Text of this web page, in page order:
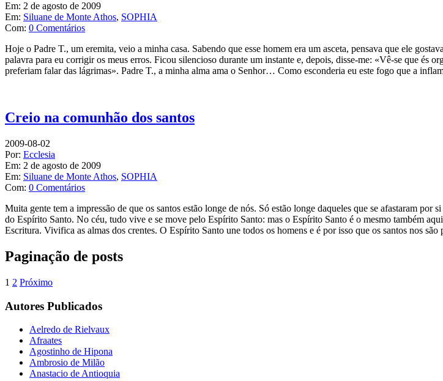
Em: 2 de agosto de 2009
Em: Siluane de Monte Athos, SOPHIA
Com: 0 Comentários
Hoje o Padre T., um eremita, veio a minha casa. Sabendo que esse homem era um asceta, pensava que ele
palavra para eu corrigir os meus erros. Ficou silencioso durante um instante e, depois, disse-me: «Vê-se que és
preferiam falar das lágrimas». Padre T., a minha alma ama o Senhor… Como esconderia eu este fogo que a
Creio na comunhão dos santos
2009-08-02
Por: Ecclesia
Em: 2 de agosto de 2009
Em: Siluane de Monte Athos, SOPHIA
Com: 0 Comentários
Muita gente tem a impressão de que os santos estão longe de nós. Só estão longe daqueles que se afastaram
do Espírito Santo. No céu, tudo vive e se move pelo Espírito Santo: mas o Espírito Santo é o mesmo também
Escritura. Vivifica as almas dos crentes. O Espírito Santo une todos os homens e é por isso que os santos nos
Paginação de posts
1 2 Próximo
Autores Publicados
Aelredo de Rielvaux
Afraates
Agostinho de Hipona
Ambrosio de Milão
Anastacio de Antioquia